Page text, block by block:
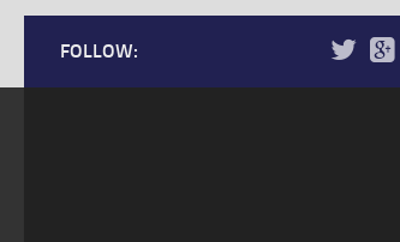
FOLLOW: